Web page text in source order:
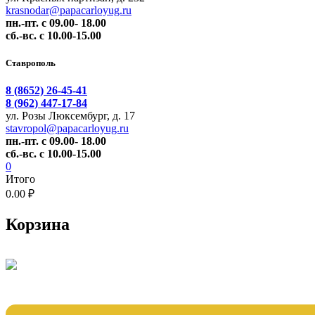
krasnodar@papacarloyug.ru
пн.-пт. с 09.00- 18.00
сб.-вс. с 10.00-15.00
Ставрополь
8 (8652) 26-45-41
8 (962) 447-17-84
ул. Розы Люксембург, д. 17
stavropol@papacarloyug.ru
пн.-пт. с 09.00- 18.00
сб.-вс. с 10.00-15.00
0
Итого
0.00 ₽
Корзина